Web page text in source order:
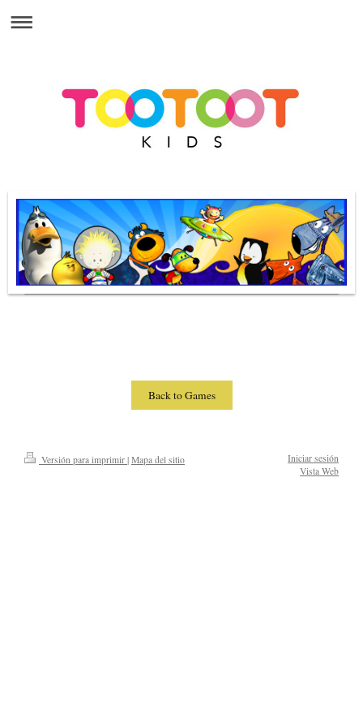
Back to Games
Versión para imprimir | Mapa del sitio
Iniciar sesión
Vista Web